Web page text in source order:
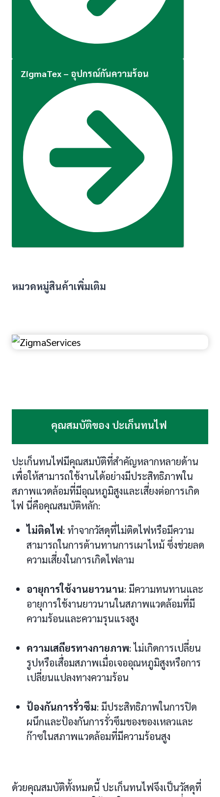
ZigmaTex – อุปกรณ์กันความร้อน
หมวดหมู่สินค้าเพิ่มเติม
คุณสมบัติของ ปะเก็นทนไฟ
ปะเก็นทนไฟมีคุณสมบัติที่สำคัญหลากหลายด้าน
เพื่อให้สามารถใช้งานได้อย่างมีประสิทธิภาพใน
สภาพแวดล้อมที่มีอุณหภูมิสูงและเสี่ยงต่อการเกิด
ไฟ นี่คือคุณสมบัติหลัก:
ไม่ติดไฟ: ทำจากวัสดุที่ไม่ติดไฟหรือมีความ
สามารถในการต้านทานการเผาไหม้ ซึ่งช่วยลด
ความเสี่ยงในการเกิดไฟลาม
อายุการใช้งานยาวนาน: มีความทนทานและ
อายุการใช้งานยาวนานในสภาพแวดล้อมที่มี
ความร้อนและความรุนแรงสูง
ความเสถียรทางกายภาพ: ไม่เกิดการเปลี่ยน
รูปหรือเสื่อมสภาพเมื่อเจออุณหภูมิสูงหรือการ
เปลี่ยนแปลงทางความร้อน
ป้องกันการรั่วซึม: มีประสิทธิภาพในการปิด
ผนึกและป้องกันการรั่วซึมของของเหลวและ
ก๊าซในสภาพแวดล้อมที่มีความร้อนสูง
ด้วยคุณสมบัติทั้งหมดนี้ ปะเก็นทนไฟจึงเป็นวัสดุที่